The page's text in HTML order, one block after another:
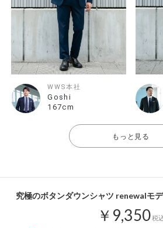
WWS本社
Goshi
167cm
もっと見る
究極のボタンダウンシャツ renewalモデ
￥9,350税